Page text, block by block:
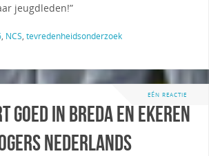
jeugdleden!”
, NCS, tevredenheidsonderzoek
EÉN REACTIE
goed in Breda en Ekeren
Nederlands